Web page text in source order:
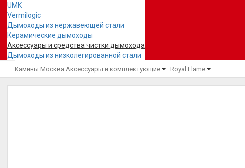
UMK
Vermilogic
Дымоходы из нержавеющей стали
Керамические дымоходы
Аксессуары и средства чистки дымохода
Дымоходы из низколегированной стали
Камины Москва Аксессуары и комплектующие Royal Flame